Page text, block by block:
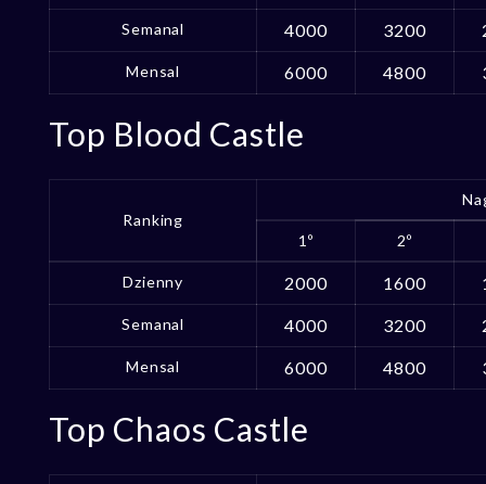
Semanal 4000 3200
Mensal 6000 4800
Top Blood Castle
Ranking
1º 2º
Dzienny 2000 1600
Semanal 4000 3200
Mensal 6000 4800
Top Chaos Castle